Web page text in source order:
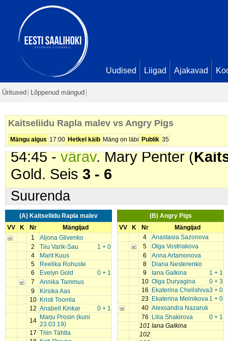
Uudised Liigad Ajakavad
Üritused Lõppenud mängud
Kaitseliidu Rapla malev vs Angry Pigs
Mängu algus 17:00 Hetkel käib Mäng on läbi Publik 35
Duryagina. Seis
36:56 -värav
1 - 4
38:24 - värav . Tiiu Varik-Sau (
Laurimaa. Seis2 - 4
Shakirova. Seis2 - 5
45:54 -omavärav. . Seis
54:45 -värav. Mary Penter (
Gold. Seis 3 - 6
Suurenda
(A) Kaitseliidu Rapla malev
VV
K Nr
Mängijad
1
Aljona Glivenko
2
1 + 0
Tiiu Varik-Sau
4
Marit Kuus
5
Reelika Rohuste
6
0 + 1
Evelyn Gold
7
Annika Tammus
9
Kirsika Aas
10
Kristi Toomla
12
0 + 1
Anabell Kinkar
14
Marju Prosin (kuni
23.03.19)
17 Triin Tähtla
(B) Angry Pigs
VV
K Nr
Mängijad
4
Anastasia Sazonova
5
Olga Vostriakova
6
Anna Artamonova
8
Diana Nesterenko
9
1 + 1
Iana Galkina
10
0 + 3
Olga Duryagina
16
3 + 0
Ekaterina Chelishiva
23
1 + 0
Ekaterina Melnikova
40 Alexsandra Nazaruk
76
0 + 1
Lilia Shakirova
101 Iana Galkina
102